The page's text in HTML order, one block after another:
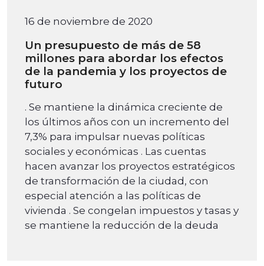
16 de noviembre de 2020
Un presupuesto de más de 58
millones para abordar los efectos
de la pandemia y los proyectos de
futuro
. Se mantiene la dinámica creciente de
los últimos años con un incremento del
7,3% para impulsar nuevas políticas
sociales y económicas . Las cuentas
hacen avanzar los proyectos estratégicos
de transformación de la ciudad, con
especial atención a las políticas de
vivienda . Se congelan impuestos y tasas y
se mantiene la reducción de la deuda